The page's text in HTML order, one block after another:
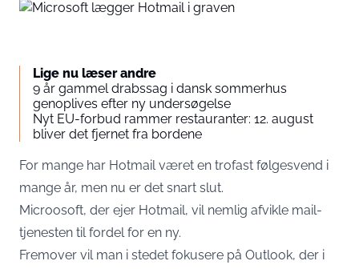
Lige nu læser andre
9 år gammel drabssag i dansk sommerhus
genoplives efter ny undersøgelse
Nyt EU-forbud rammer restauranter: 12. august
bliver det fjernet fra bordene
For mange har Hotmail været en trofast følgesvend i
mange år, men nu er det snart slut.
Microosoft, der ejer Hotmail, vil nemlig afvikle mail-
tjenesten til fordel for en ny.
Fremover vil man i stedet fokusere på Outlook, der i